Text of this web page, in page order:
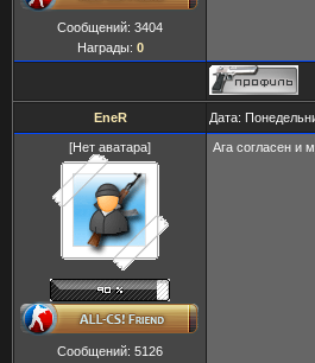
Сообщений: 3404
Награды: 0
EneR Дата:
[Нет аватара]
Сообщений: 5126
Ага согласен и